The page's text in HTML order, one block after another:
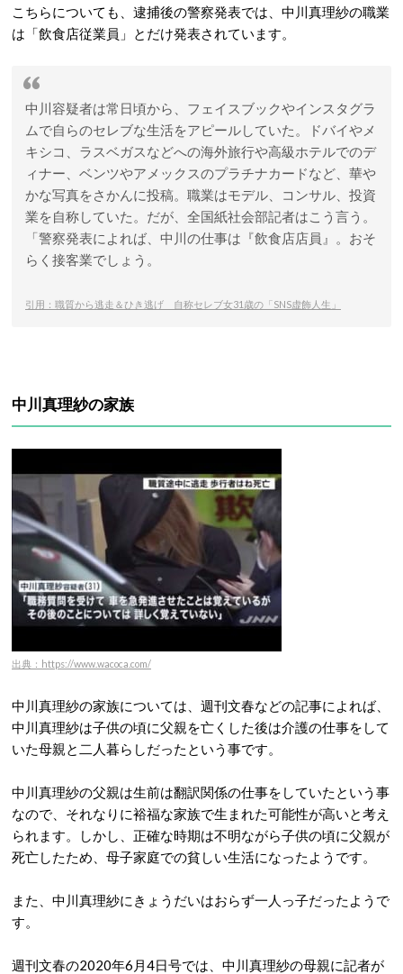
こちらについても、逮捕後の警察発表では、中川真理紗の職業
は「飲食店従業員」とだけ発表されています。
中川容疑者は常日頃から、フェイスブックやインスタグラ
ムで自らのセレブな生活をアピールしていた。ドバイやメ
キシコ、ラスベガスなどへの海外旅行や高級ホテルでのデ
ィナー、ベンツやアメックスのプラチナカードなど、華や
かな写真をさかんに投稿。職業はモデル、コンサル、投資
業を自称していた。だが、全国紙社会部記者はこう言う。
「警察発表によれば、中川の仕事は『飲食店店員』。おそ
らく接客業でしょう。
引用：職質から逃走＆ひき逃げ 自称セレブ女31歳の「SNS虚飾人生」
中川真理紗の家族
出典：https://www.wacoca.com/
中川真理紗の家族については、週刊文春などの記事によれば、
中川真理紗は子供の頃に父親を亡くした後は介護の仕事をして
いた母親と二人暮らしだったという事です。
中川真理紗の父親は生前は翻訳関係の仕事をしていたという事
なので、それなりに裕福な家族で生まれた可能性が高いと考え
られます。しかし、正確な時期は不明ながら子供の頃に父親が
死亡したため、母子家庭での貧しい生活になったようです。
また、中川真理紗にきょうだいはおらず一人っ子だったようで
す。
週刊文春の2020年6月4日号では、中川真理紗の母親に記者が